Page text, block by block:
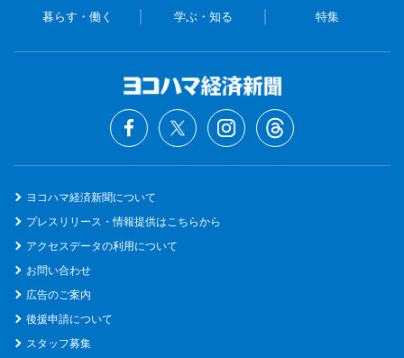
暮らす・働く 学ぶ・知る 特集
ヨコハマ経済新聞について
プレスリリース・情報提供はこちらから
アクセスデータの利用について
お問い合わせ
広告のご案内
後援申請について
スタッフ募集